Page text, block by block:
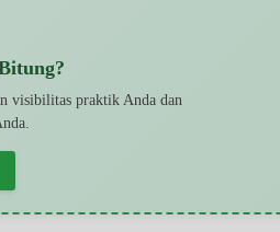
visibilitas praktik Anda dan